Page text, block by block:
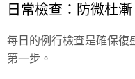
日常檢查：防微杜
每日的例行檢查是確保復
第一步。